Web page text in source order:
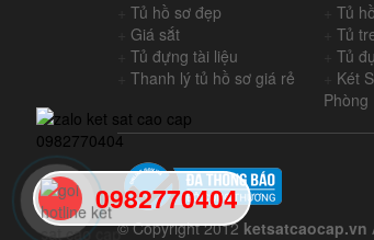
Tủ hồ sơ đẹp +Tủ
Giá sắt +Tủ
Tủ đựng tài liệu +Tủ
Thanh lý tủ hồ sơ giá rẻ
Két
Phòng
© Copyright 2012 ketsatcaocap.vn
0982770404